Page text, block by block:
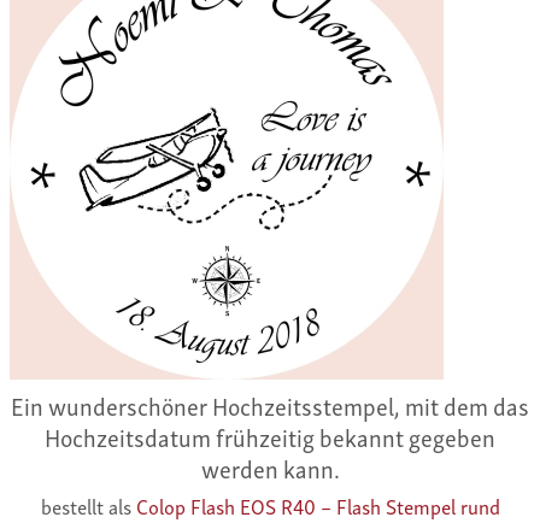
Ein wunderschöner Hochzeitsstempel, mit dem das
Hochzeitsdatum frühzeitig bekannt gegeben
werden kann.
bestellt alsColop Flash EOS R40 – Flash Stempel rund